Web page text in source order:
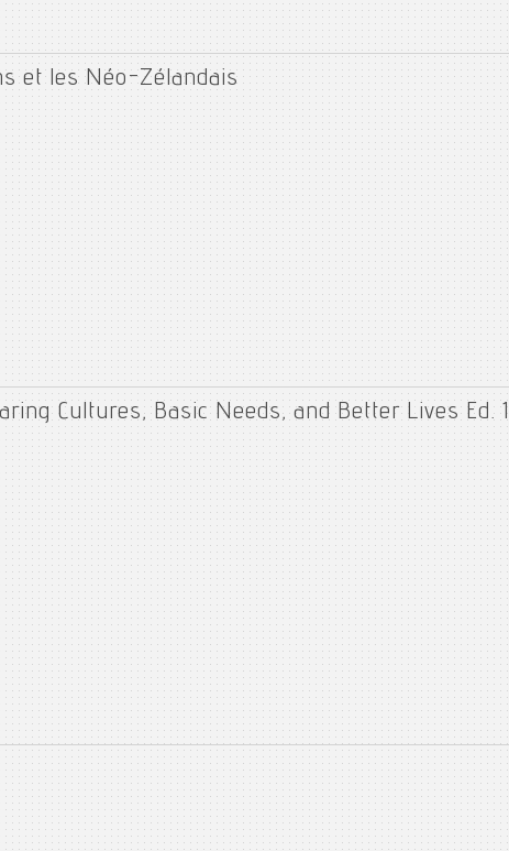
et les Néo-Zélandais
Cultures, Basic Needs, and Better Lives Ed. 1